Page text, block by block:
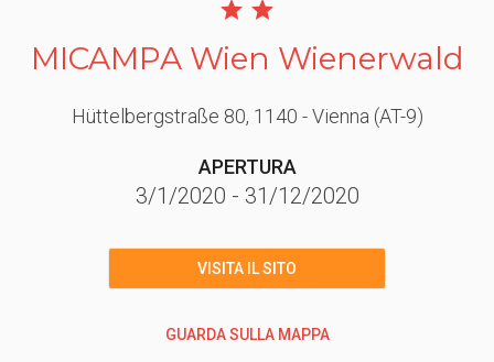
MICAMPA Wien Wienerwald
Hüttelbergstraße 80, 1140 - Vienna (AT-9)
APERTURA
3/1/2020 - 31/12/2020
VISITA IL SITO
GUARDA SULLA MAPPA